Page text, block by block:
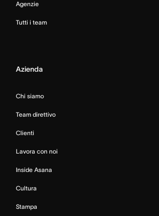
Agenzie
Tutti i team
Azienda
Chi siamo
Team direttivo
Clienti
Lavora con noi
Inside Asana
Cultura
Stampa